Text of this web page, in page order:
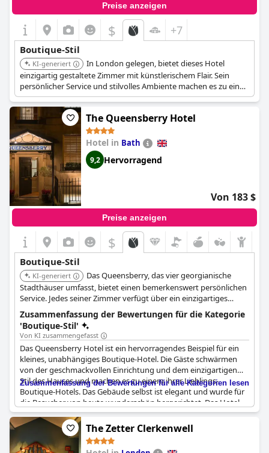
Preise anzeigen
$ +7
Boutique-Stil
KI-generiert
In London gelegen, bietet dieses Hotel
einzigartig gestaltete Zimmer mit künstlerischem Flair. Sein
persönlicher Service und stilvolles Ambiente machen es zu einer
herausragenden Wahl für Reisende, die ein unverwechselbares
Boutique-Erlebnis suchen.
The Queensberry Hotel
Hotel in Bath
9,2 Hervorragend
Von 183 $
Preise anzeigen
$
Boutique-Stil
KI-generiert
Das Queensberry, das vier georgianische
Stadthäuser umfasst, bietet einen bemerkenswert persönlichen
Service. Jedes seiner Zimmer verfügt über ein einzigartiges
Design, und das Hotel beherbergt das Olive Tree, ein mit einem
Michelin-Stern ausgezeichnetes Restaurant, was es zu einer Top-
Wahl für anspruchsvolle Reisende macht, die ein einzigartiges
kulinarisches Erlebnis suchen.
Zusammenfassung der Bewertungen für die Kategorie
'Boutique-Stil'
Von KI zusammengefasst
Das Queensberry Hotel ist ein hervorragendes Beispiel für ein
kleines, unabhängiges Boutique-Hotel. Die Gäste schwärmen
von der geschmackvollen Einrichtung und dem einzigartigen
Stil des Hauses und machen es zu einem ihrer Lieblings-
Boutique-Hotels. Das Gebäude selbst ist elegant und wurde für
die Besucher von heute wunderschön hergerichtet. Das Hotel
strahlt traditionelle Qualität aus, ohne dabei an Modernität
einzubüßen. Es handelt sich um ein wunderschönes Gebäude
mit malerischem und schrulligem Charme in einer fantastischen
Lage!
Zusammenfassung der Bewertungen für alle Kategorien lesen
The Zetter Clerkenwell